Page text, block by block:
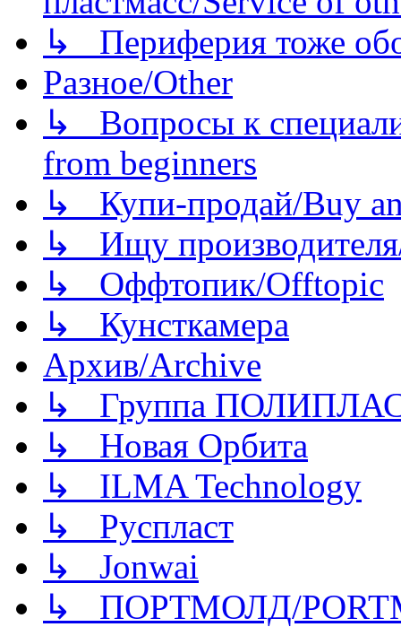
↳ Периферия тоже
Разное/Other
↳ Вопросы к
from beginners
↳ Купи-продай/Buy
↳ Ищу
↳ Оффтопик/Offtopic
↳ Кунсткамера
Архив/Archive
↳ Группа
↳ Новая Орбита
↳ ILMA Technology
↳ Руспласт
↳ Jonwai
↳ ПОРТМОЛД/